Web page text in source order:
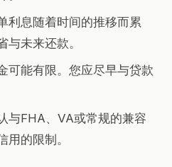
利息随着时间的推移而累
与未来还款。
可能有限。您应尽早与贷款
与FHA、VA或常规的兼容
用的限制。